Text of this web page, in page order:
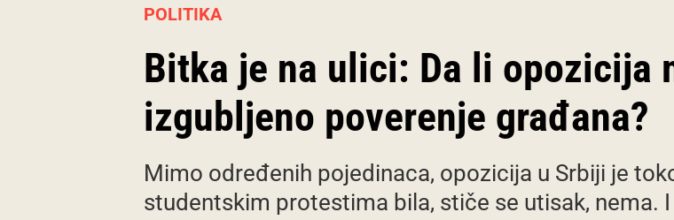
POLITIKA
Bitka je na ulici: Da li opozicija
izgubljeno poverenje građana?
Mimo određenih pojedinaca, opozicija u Srbiji je
studentskim protestima bila, stiče se utisak, nema.